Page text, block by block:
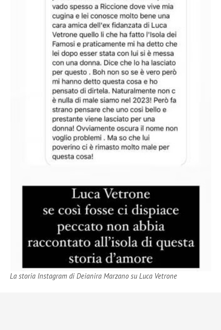
La storia Instagram di Deianira Marzano su Luca Vetrone